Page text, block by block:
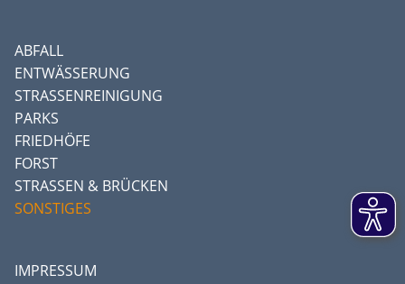
ABFALL
ENTWÄSSERUNG
STRASSENREINIGUNG
PARKS
FRIEDHÖFE
FORST
STRASSEN & BRÜCKEN
SONSTIGES
IMPRESSUM